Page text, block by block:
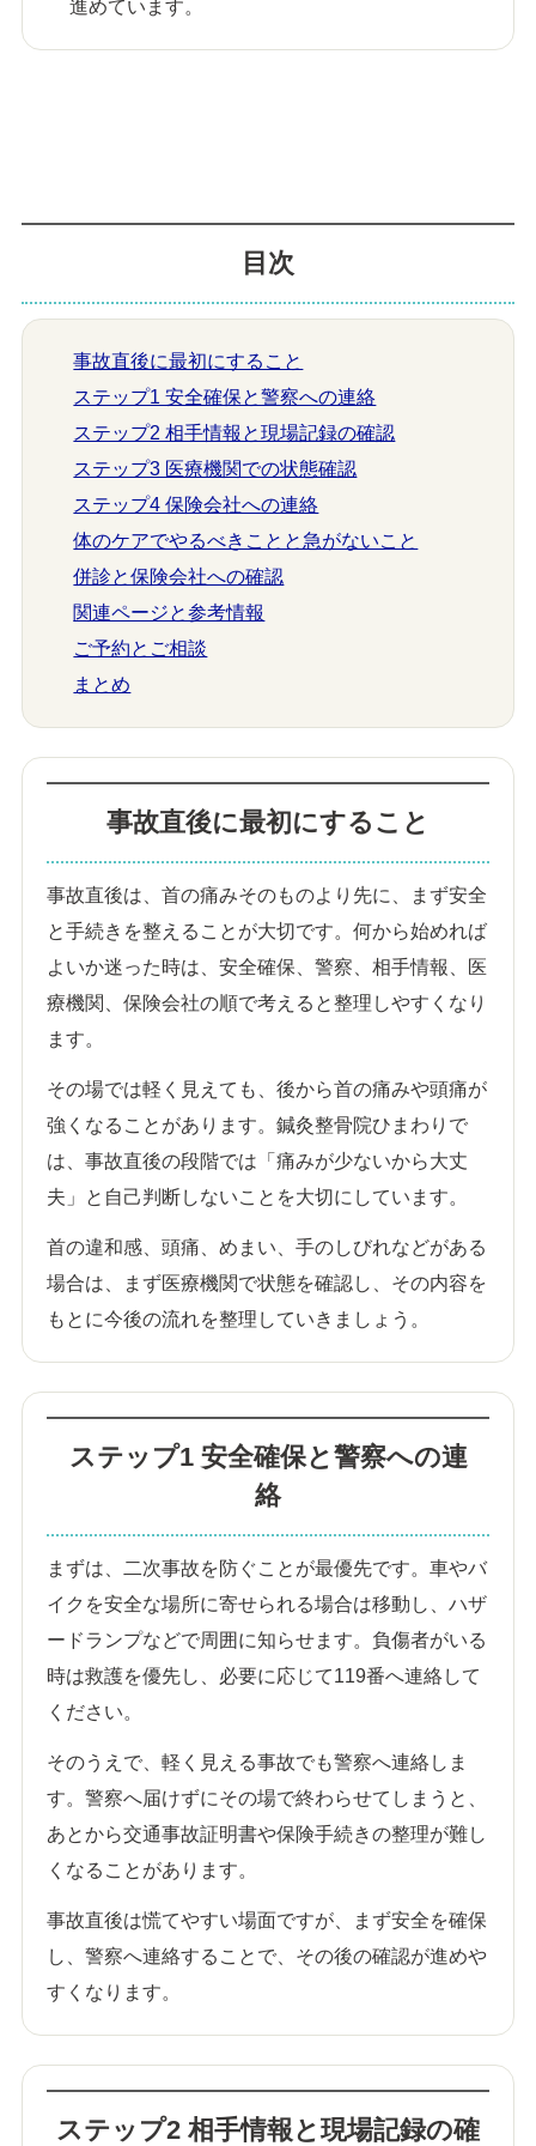
進めています。
目次
事故直後に最初にすること
ステップ1 安全確保と警察への連絡
ステップ2 相手情報と現場記録の確認
ステップ3 医療機関での状態確認
ステップ4 保険会社への連絡
体のケアでやるべきことと急がないこと
併診と保険会社への確認
関連ページと参考情報
ご予約とご相談
まとめ
事故直後に最初にすること
事故直後は、首の痛みそのものより先に、まず安全
と手続きを整えることが大切です。何から始めれば
よいか迷った時は、安全確保、警察、相手情報、医
療機関、保険会社の順で考えると整理しやすくなり
ます。
その場では軽く見えても、後から首の痛みや頭痛が
強くなることがあります。鍼灸整骨院ひまわりで
は、事故直後の段階では「痛みが少ないから大丈
夫」と自己判断しないことを大切にしています。
首の違和感、頭痛、めまい、手のしびれなどがある
場合は、まず医療機関で状態を確認し、その内容を
もとに今後の流れを整理していきましょう。
ステップ1 安全確保と警察への連
絡
まずは、二次事故を防ぐことが最優先です。車やバ
イクを安全な場所に寄せられる場合は移動し、ハザ
ードランプなどで周囲に知らせます。負傷者がいる
時は救護を優先し、必要に応じて119番へ連絡して
ください。
そのうえで、軽く見える事故でも警察へ連絡しま
す。警察へ届けずにその場で終わらせてしまうと、
あとから交通事故証明書や保険手続きの整理が難し
くなることがあります。
事故直後は慌てやすい場面ですが、まず安全を確保
し、警察へ連絡することで、その後の確認が進めや
すくなります。
ステップ2 相手情報と現場記録の確